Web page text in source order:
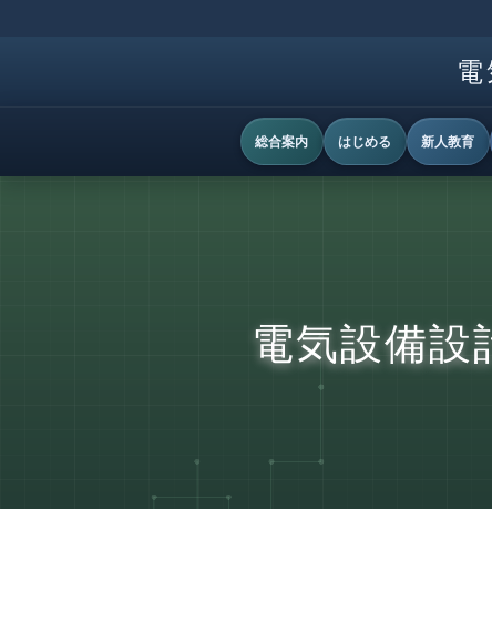
総合案内 はじめる 新人教育
電気設備設